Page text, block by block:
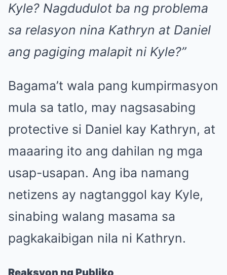
Kyle? Nagdudulot ba ng problema
sa relasyon nina Kathryn at Daniel
ang pagiging malapit ni Kyle?”
Bagama’t wala pang kumpirmasyon
mula sa tatlo, may nagsasabing
protective si Daniel kay Kathryn, at
maaaring ito ang dahilan ng mga
usap-usapan. Ang iba namang
netizens ay nagtanggol kay Kyle,
sinabing walang masama sa
pagkakaibigan nila ni Kathryn.
Reaksyon ng Publiko